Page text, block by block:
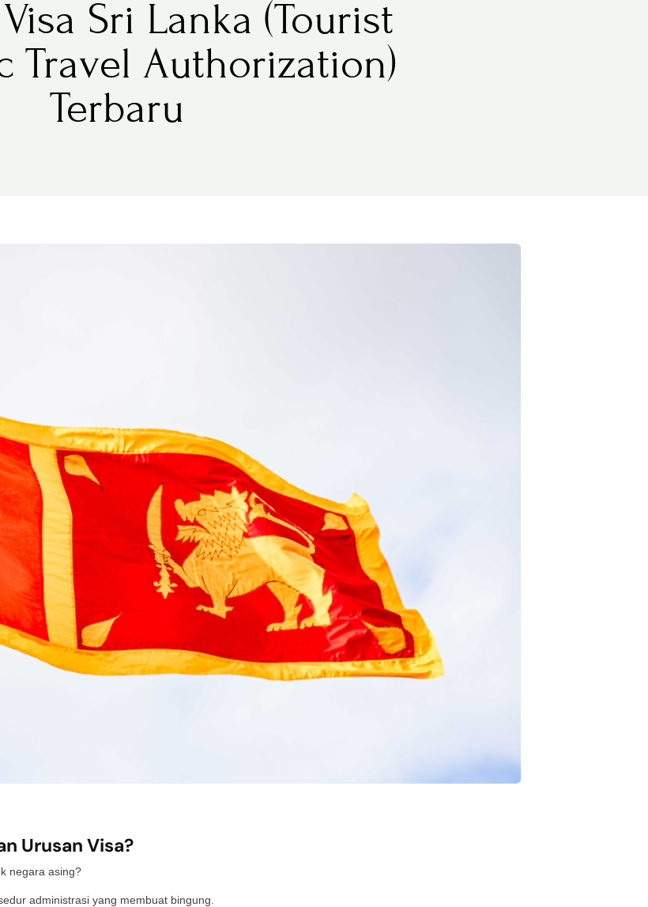
Sri Lanka (Tourist
Travel Authorization)
Terbaru
Urusan Visa?
negara asing?
administrasi yang membuat bingung.